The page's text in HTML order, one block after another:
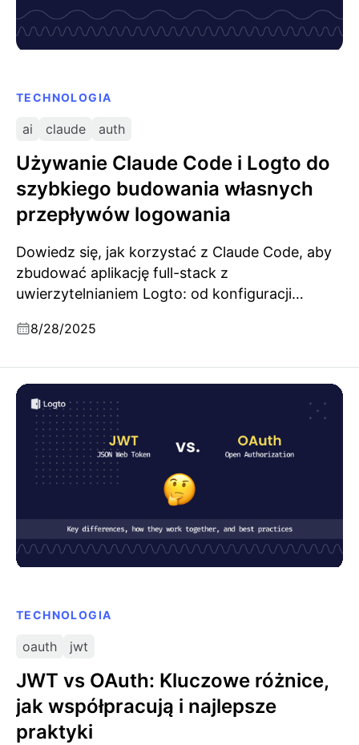
TECHNOLOGIA
ai claude auth
Używanie Claude Code i Logto do
szybkiego budowania własnych
przepływów logowania
Dowiedz się, jak korzystać z Claude Code, aby
zbudować aplikację full-stack z
uwierzytelnianiem Logto: od konfiguracji
logowania społecznościowe.
8/28/2025
TECHNOLOGIA
oauth jwt
JWT vs OAuth: Kluczowe różnice,
jak współpracują i najlepsze
praktyki
JWT vs OAuth: Kluczowe różnice, jak współpracują i
najlepsze praktyki